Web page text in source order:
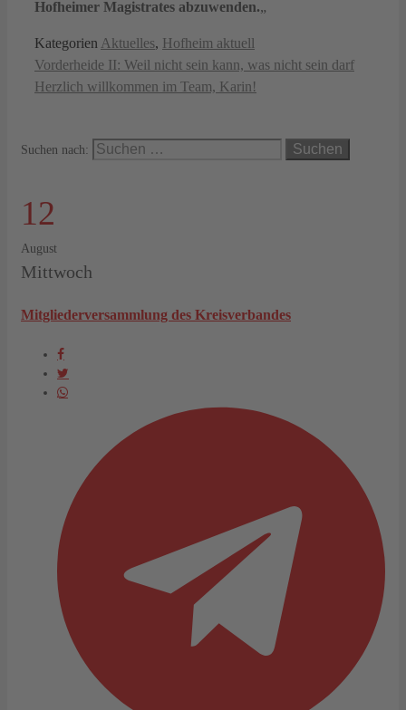
Hofheimer Magistrates abzuwenden.„
Kategorien Aktuelles, Hofheim aktuell
Vorderheide II: Weil nicht sein kann, was nicht sein darf
Herzlich willkommen im Team, Karin!
Suchen nach:
12
August
Mittwoch
Mitgliederversammlung des Kreisverbandes